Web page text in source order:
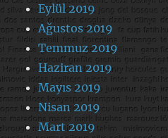
Eylül 2019
Ağustos 2019
Temmuz 2019
Haziran 2019
Mayıs 2019
Nisan 2019
Mart 2019